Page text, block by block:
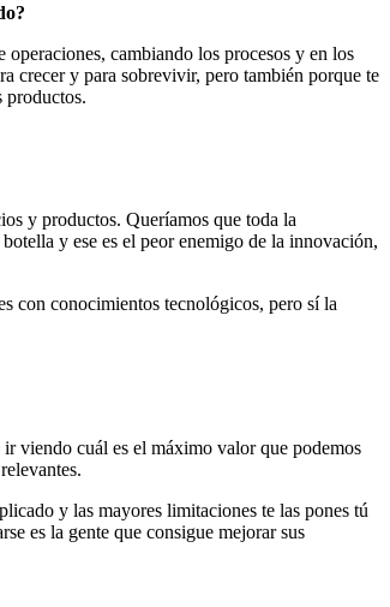
cambiando los procesos y en los
crecer y para sobrevivir, pero también porque te
productos.
y productos. Queríamos que toda la
y ese es el peor enemigo de la innovación,
con conocimientos tecnológicos, pero sí la
ir viendo cuál es el máximo valor que podemos
y las mayores limitaciones te las pones tú
es la gente que consigue mejorar sus